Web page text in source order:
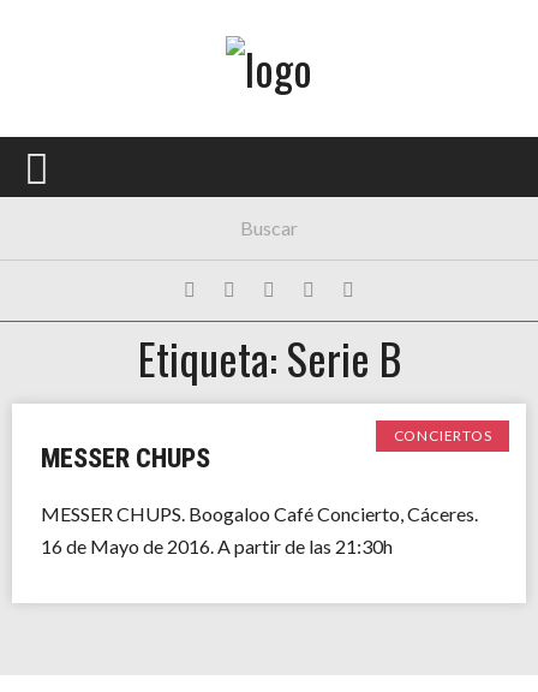
PORTADA
FESTIVALES
HISTORIAS
Etiqueta: Serie B
CONCIERTOS
MESSER CHUPS
MESSER CHUPS. Boogaloo Café Concierto, Cáceres.
16 de Mayo de 2016. A partir de las 21:30h